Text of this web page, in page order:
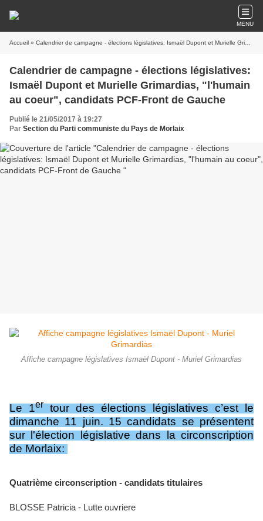
MENU
Accueil » Calendrier de campagne - élections législatives: Ismaël Dupont et Murielle Grimardias, "l'humain au coeur", candidats PCF-Front de Gauche
Calendrier de campagne - élections législatives:
Ismaël Dupont et Murielle Grimardias, "l'humain
au coeur", candidats PCF-Front de Gauche
Publié le 21/05/2017 à 19:27
Par Section du Parti communiste du Pays de Morlaix
Affiche campagne législatives Ismaël Dupont - Muriel Grimardias
Le 1er
tour des élections législatives c’est le
dimanche 11 juin. 15 candidats se présentent
sur l'élection législative dans la circonscription
de Morlaix:
Quatrième circonscription - candidats titulaires
BLOSSE Patricia - Lutte ouvriere